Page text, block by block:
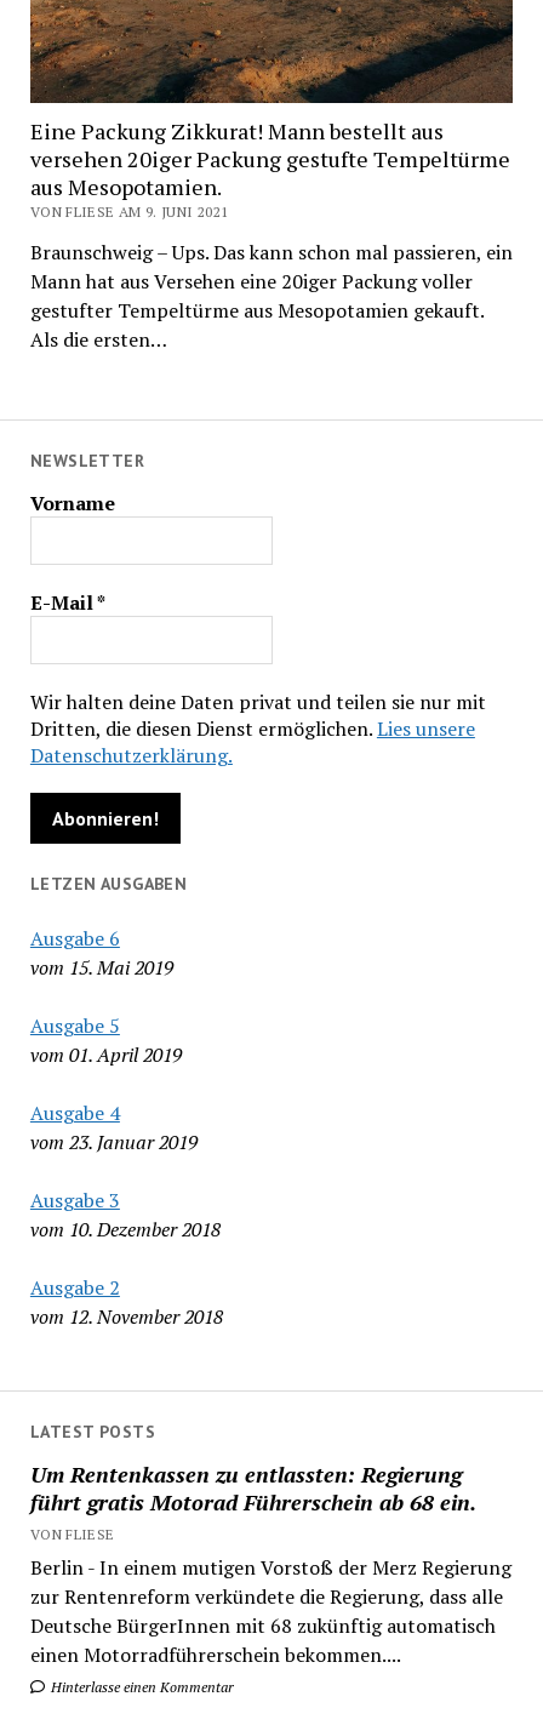
NEWSLETTER
Vorname
E-Mail*
Wir halten deine Daten privat und teilen sie nur mit
Dritten, die diesen Dienst ermöglichen.Lies unsere
Datenschutzerklärung.
LETZEN AUSGABEN
Ausgabe 6
vom 15. Mai 2019
Ausgabe 5
vom 01. April 2019
Ausgabe 4
vom 23. Januar 2019
Ausgabe 3
vom 10. Dezember 2018
Ausgabe 2
vom 12. November 2018
Eine Packung Zikkurat! Mann bestellt aus
versehen 20iger Packung gestufte Tempeltürme
aus Mesopotamien.
VON FLIESE AM 9. JUNI 2021
Braunschweig – Ups. Das kann schon mal passieren, ein
Mann hat aus Versehen eine 20iger Packung voller
gestufter Tempeltürme aus Mesopotamien gekauft.
Als die ersten…
LATEST POSTS
Um Rentenkassen zu entlassten: Regierung
führt gratis Motorad Führerschein ab 68 ein.
VON FLIESE
Berlin - In einem mutigen Vorstoß der Merz Regierung
zur Rentenreform verkündete die Regierung, dass alle
Deutsche BürgerInnen mit 68 zukünftig automatisch
einen Motorradführerschein bekommen....
Hinterlasse einen Kommentar